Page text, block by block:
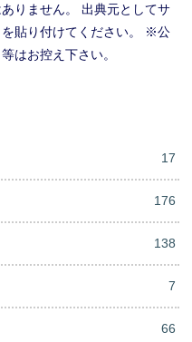
りません。 出典元としてサ
貼り付けてください。 ※公
はお控え下さい。
17
176
138
7
66